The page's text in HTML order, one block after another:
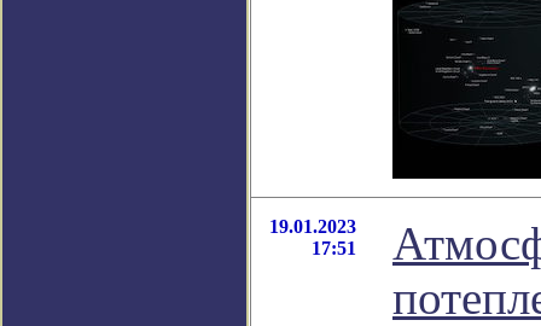
19.01.2023
17:51